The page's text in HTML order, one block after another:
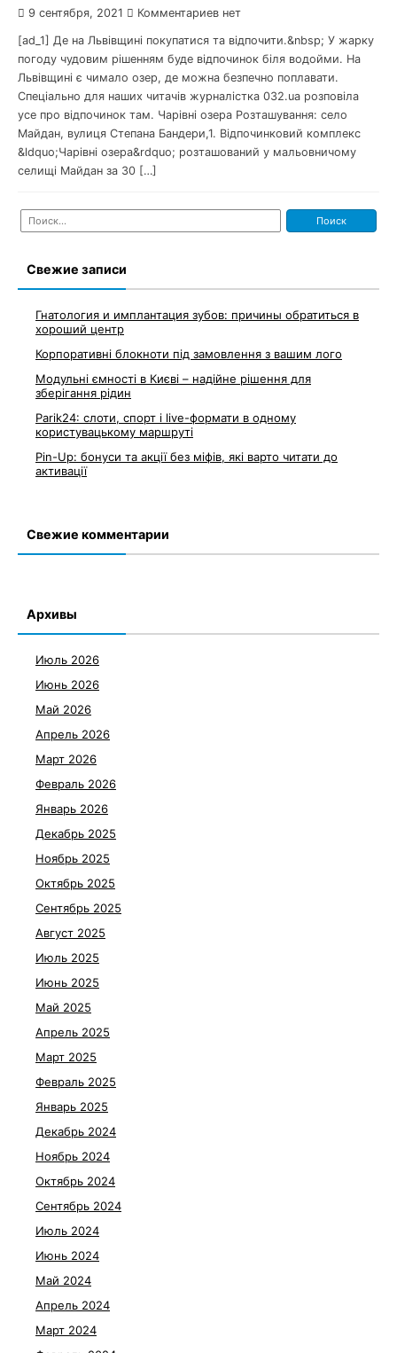
9 сентября, 2021 Комментариев нет
[ad_1] Де на Львівщині покупатися та відпочити.&nbsp; У жарку
погоду чудовим рішенням буде відпочинок біля водойми. На
Львівщині є чимало озер, де можна безпечно поплавати.
Спеціально для наших читачів журналістка 032.ua розповіла
усе про відпочинок там. Чарівні озера Розташування: село
Майдан, вулиця Степана Бандери,1. Відпочинковий комплекс
&ldquo;Чарівні озера&rdquo; розташований у мальовничому
селищі Майдан за 30 […]
Найти:
Свежие записи
Гнатология и имплантация зубов: причины обратиться в
хороший центр
Корпоративні блокноти під замовлення з вашим лого
Модульні ємності в Києві – надійне рішення для
зберігання рідин
Parik24: слоти, спорт і live-формати в одному
користувацькому маршруті
Pin-Up: бонуси та акції без міфів, які варто читати до
активації
Свежие комментарии
Архивы
Июль 2026
Июнь 2026
Май 2026
Апрель 2026
Март 2026
Февраль 2026
Январь 2026
Декабрь 2025
Ноябрь 2025
Октябрь 2025
Сентябрь 2025
Август 2025
Июль 2025
Июнь 2025
Май 2025
Апрель 2025
Март 2025
Февраль 2025
Январь 2025
Декабрь 2024
Ноябрь 2024
Октябрь 2024
Сентябрь 2024
Июль 2024
Июнь 2024
Май 2024
Апрель 2024
Март 2024